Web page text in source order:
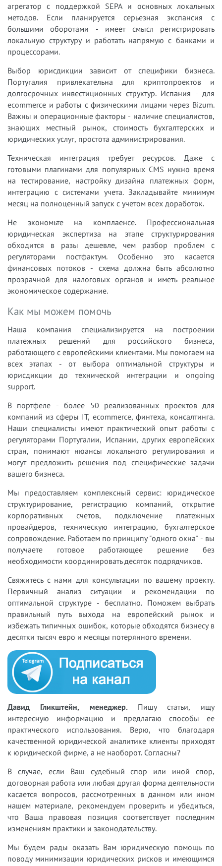
агрегатор с поддержкой SEPA и основных локальных
методов. Если планируется серьезная экспансия с
большими оборотами - имеет смысл регистрировать
локальную структуру и работать напрямую с банками и
процессорами.
Выбор юрисдикции зависит от специфики бизнеса.
Португалия привлекательна для криптопроектов и
долгосрочных инвестиционных структур. Испания - для
ecommerce и работы с физическими лицами через Bizum.
Важны и операционные факторы - наличие специалистов,
знающих местный рынок, стоимость бухгалтерских и
юридических услуг, простота администрирования.
Техническая интеграция требует ресурсов. Даже с
готовыми плагинами для популярных CMS нужно время
на тестирование, настройку дизайна платежных форм,
интеграцию с системами учета. Закладывайте минимум
месяц на полноценный запуск с учетом всех доработок.
Не экономьте на комплаенсе. Профессиональная
юридическая экспертиза на этапе структурирования
обходится в разы дешевле, чем разбор проблем с
регуляторами постфактум. Особенно это касается
финансовых потоков - схема должна быть абсолютно
прозрачной для налоговых органов и иметь реальное
экономическое содержание.
Как мы можем помочь
Наша компания специализируется на построении
платежных решений для российского бизнеса,
работающего с европейскими клиентами. Мы помогаем на
всех этапах - от выбора оптимальной структуры и
юрисдикции до технической интеграции и ongoing
support.
В портфеле - более 50 реализованных проектов для
компаний из сферы IT, ecommerce, финтеха, консалтинга.
Наши специалисты имеют практический опыт работы с
регуляторами Португалии, Испании, других европейских
стран, понимают нюансы локального регулирования и
могут предложить решения под специфические задачи
вашего бизнеса.
Мы предоставляем комплексный сервис: юридическое
структурирование, регистрацию компаний, открытие
корпоративных счетов, подключение платежных
провайдеров, техническую интеграцию, бухгалтерское
сопровождение. Работаем по принципу "одного окна" - вы
получаете готовое работающее решение без
необходимости координировать десяток подрядчиков.
Свяжитесь с нами для консультации по вашему проекту.
Первичный анализ ситуации и рекомендации по
оптимальной структуре - бесплатно. Поможем выбрать
правильный путь выхода на европейский рынок и
избежать типичных ошибок, которые обходятся бизнесу в
десятки тысяч евро и месяцы потерянного времени.
Давид Гликштейн, менеджер. Пишу статьи, ищу
интересную информацию и предлагаю способы ее
практического использования. Верю, что благодаря
качественной юридической аналитике клиенты приходят
к юридической фирме, а не наоборот. Согласны?
В случае, если Ваш судебный спор или иной спор,
договорная работа или любая другая форма деятельности
касается вопросов, рассмотренных в данном или ином
нашем материале, рекомендуем проверить и убедиться,
что Ваша правовая позиция соответствует последним
изменениям практики и законодательству.
Мы будем рады оказать Вам юридическую помощь по
поводу минимизации юридических рисков и имеющимся